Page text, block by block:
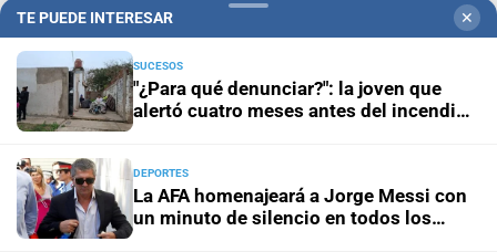
Geriátricos clandestinos
la joven que alertó cuatro meses antes del
incendio reclama ser escuchada
TE PUEDE INTERESAR ✕
SUCESOS
"¿Para qué denunciar?": la joven que
alertó cuatro meses antes del incendio
DEPORTES
La AFA homenajeará a Jorge Messi con
un minuto de silencio en todos los